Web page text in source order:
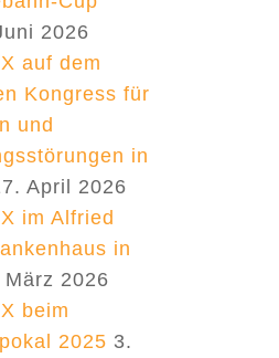
2026
auf dem
Kongress für
und
in
April 2026
im Alfried
in
März 2026
beim
2025 3.